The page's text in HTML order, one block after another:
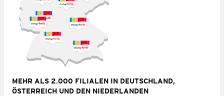
MEHR ALS 2.000 FILIALEN IN DEUTSCHLAND,
ÖSTERREICH UND DEN NIEDERLANDEN